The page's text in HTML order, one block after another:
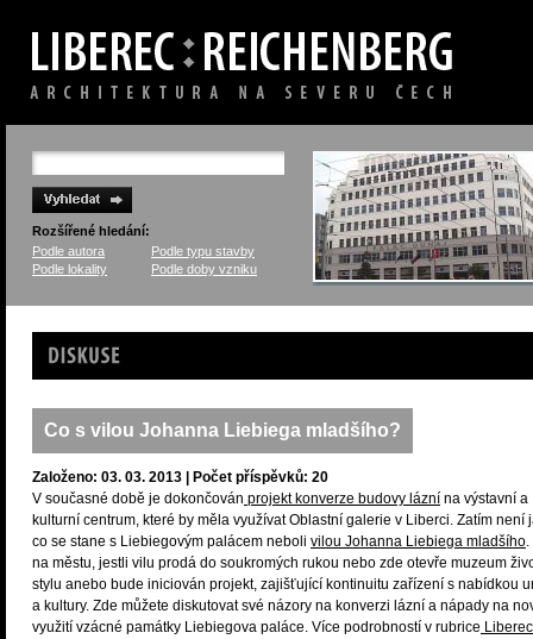
Rozšířené hledání:
Podle autora
Podle typu stavby
Podle lokality
Podle doby vzniku
Diskuse
Co s vilou Johanna Liebiega mladšího?
Založeno: 03. 03. 2013 | Počet příspěvků: 20
V současné době je dokončován projekt konverze budovy lázní na výstavní a
kulturní centrum, které by měla využívat Oblastní galerie v Liberci. Zatím není
co se stane s Liebiegovým palácem neboli vilou Johanna Liebiega mladšího
na městu, jestli vilu prodá do soukromých rukou nebo zde otevře muzeum
stylu anebo bude iniciován projekt, zajišťující kontinuitu zařízení s nabídkou
a kultury. Zde můžete diskutovat své názory na konverzi lázní a nápady na
využití vzácné památky Liebiegova paláce. Více podrobností v rubrice